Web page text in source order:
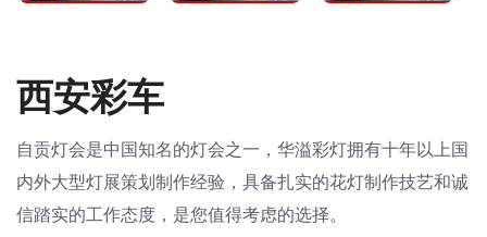
西安彩车
自贡灯会是中国知名的灯会之一，华溢彩灯拥有十年以上国
内外大型灯展策划制作经验，具备扎实的花灯制作技艺和诚
信踏实的工作态度，是您值得考虑的选择。